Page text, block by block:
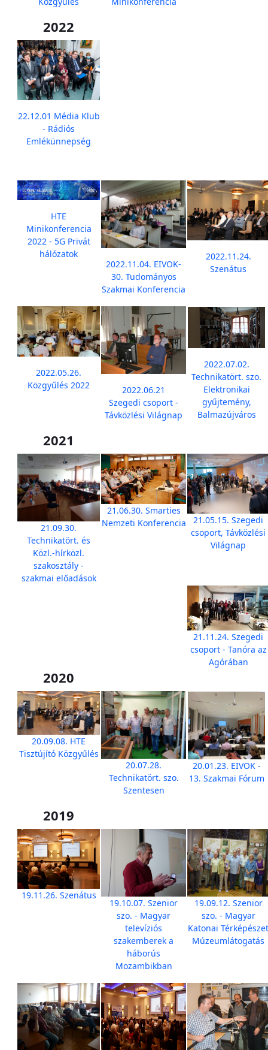
2022
22.12.01 Média Klub
- Rádiós
Emlékünnepség
HTE
Minikonferencia
2022 - 5G Privát
hálózatok
2022.11.04. EIVOK-
30. Tudományos
Szakmai Konferencia
2022.11.24.
Szenátus
2022.05.26.
Közgyűlés 2022
2022.06.21
Szegedi csoport -
Távközlési Világnap
2022.07.02.
Technikatört. szo.
Elektronikai
gyűjtemény,
Balmazújváros
2021
21.09.30.
Technikatört. és
Közl.-hírközl.
szakosztály -
szakmai előadások
21.06.30. Smarties
Nemzeti Konferencia
21.05.15. Szegedi
csoport, Távközlési
Világnap
21.11.24. Szegedi
csoport - Tanóra az
Agórában
2020
20.09.08. HTE
Tisztújító Közgyűlés
20.07.28.
Technikatört. szo.
Szentesen
20.01.23. EIVOK -
13. Szakmai Fórum
2019
19.11.26. Szenátus
19.10.07. Szenior
szo. - Magyar
televíziós
szakemberek a
háborús
Mozambikban
19.09.12. Szenior
szo. - Magyar
Katonai Térképészet
Múzeumlátogatás